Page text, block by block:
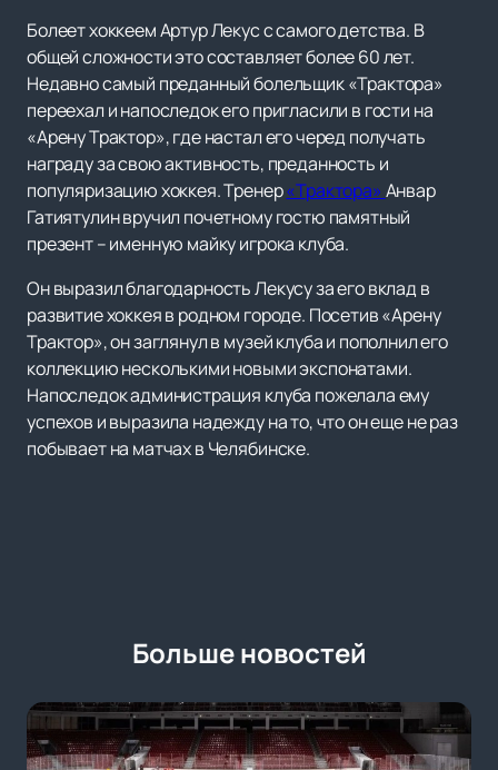
Болеет хоккеем Артур Лекус с самого детства. В
общей сложности это составляет более 60 лет.
Недавно самый преданный болельщик «Трактора»
переехал и напоследок его пригласили в гости на
«Арену Трактор», где настал его черед получать
награду за свою активность, преданность и
популяризацию хоккея. Тренер«Трактора» Анвар
Гатиятулин вручил почетному гостю памятный
презент – именную майку игрока клуба.
Он выразил благодарность Лекусу за его вклад в
развитие хоккея в родном городе. Посетив «Арену
Трактор», он заглянул в музей клуба и пополнил его
коллекцию несколькими новыми экспонатами.
Напоследок администрация клуба пожелала ему
успехов и выразила надежду на то, что он еще не раз
побывает на матчах в Челябинске.
Больше новостей